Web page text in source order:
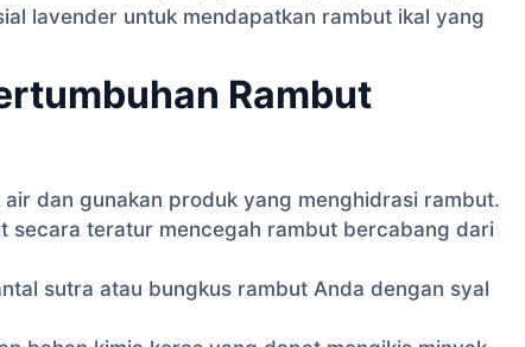
lavender untuk mendapatkan rambut ikal yang
Rambut
air dan gunakan produk yang menghidrasi rambut.
secara teratur mencegah rambut bercabang dari
sutra atau bungkus rambut Anda dengan syal